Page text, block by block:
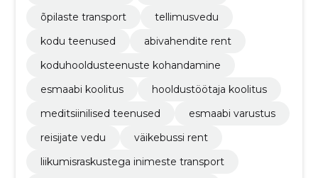
õpilaste transport
tellimusvedu
kodu teenused
abivahendite rent
koduhooldusteenuste kohandamine
esmaabi koolitus
hooldustöötaja koolitus
meditsiinilised teenused
esmaabi varustus
reisijate vedu
väikebussi rent
liikumisraskustega inimeste transport